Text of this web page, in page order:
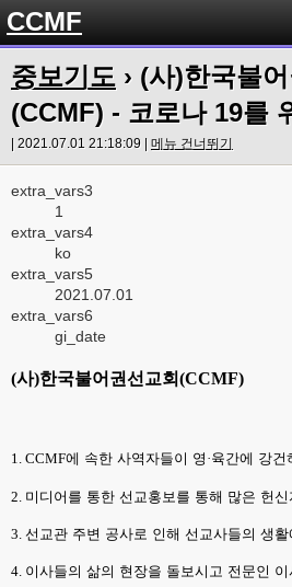
CCMF
중보기도 › (사)한국불
(CCMF) - 코로나 19를
| 2021.07.01 21:18:09 | 메뉴 건너뛰기
extra_vars3
1
extra_vars4
ko
extra_vars5
2021.07.01
extra_vars6
gi_date
(사)한국불어권선교회 (CCMF)
1. CCMF에 속한 사역자들이 영 ·육간에 강건
2. 미디어를 통한 선교홍보를 통해 많은 헌
3. 선교관 주변 공사로 인해 선교사들의 생
4. 이사들의 삶의 현장을 돌보시고 전문인